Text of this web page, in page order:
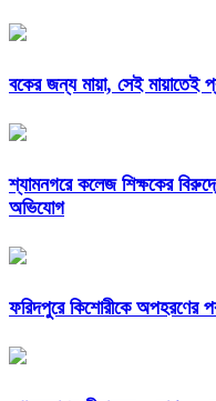
বকের জন্য মায়া, সেই মায়াতেই
শ্যামনগরে কলেজ শিক্ষকের
অভিযোগ
ফরিদপুরে কিশোরীকে অপহরণের